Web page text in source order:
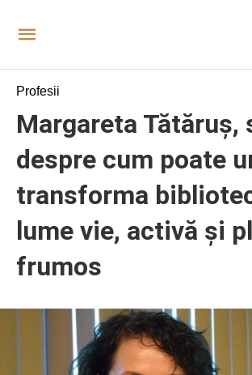
Profesii
Margareta Tătăruş,
despre cum poate
transforma
lume vie, activă şi
frumos